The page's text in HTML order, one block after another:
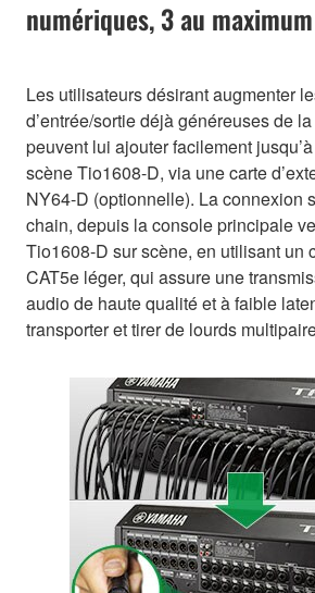
numériques, 3 au maximum
Les utilisateurs désirant augmenter
d’entrée/sortie déjà généreuses de
peuvent lui ajouter facilement
scène Tio1608-D, via une carte
NY64-D (optionnelle). La connexion
chain, depuis la console principale
Tio1608-D sur scène, en utilisant un
CAT5e léger, qui assure une
audio de haute qualité et à faible
transporter et tirer de lourds